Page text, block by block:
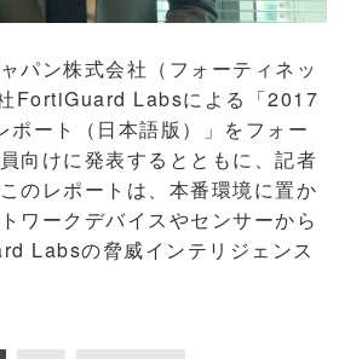
パン株式会社（フォーティネッ
FortiGuard Labsによる「2017
ポート（日本語版）」をフォー
向けに発表するとともに、記者
のレポートは、本番環境に置か
ワークデバイスやセンサーから
Labsの脅威インテリジェンス